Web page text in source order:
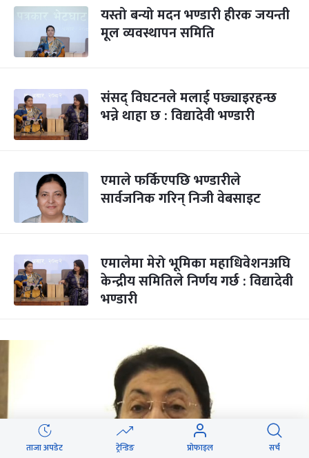
यस्तो बन्यो मदन भण्डारी हीरक जयन्ती
मूल व्यवस्थापन समिति
संसद्‌ विघटनले मलाई पछ्याइरहन्छ
भन्ने थाहा छ : विद्यादेवी भण्डारी
एमाले फर्किएपछि भण्डारीले
सार्वजनिक गरिन् निजी वेबसाइट
एमालेमा मेरो भूमिका महाधिवेशनअघि
केन्द्रीय समितिले निर्णय गर्छ : विद्यादेवी
भण्डारी
ताजा अपडेट ट्रेन्डिङ प्रोफाइल सर्च